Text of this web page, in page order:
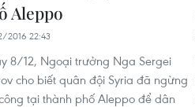
Aleppo
2016 22:43
8/12, Ngoại trưởng Nga Sergei
cho biết quân đội Syria đã ngừng
tại thành phố Aleppo để dân